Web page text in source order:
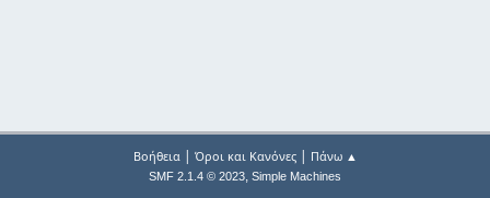
Βοήθεια| Όροι και Κανόνες| Πάνω ▲
SMF 2.1.4 © 2023, Simple Machines